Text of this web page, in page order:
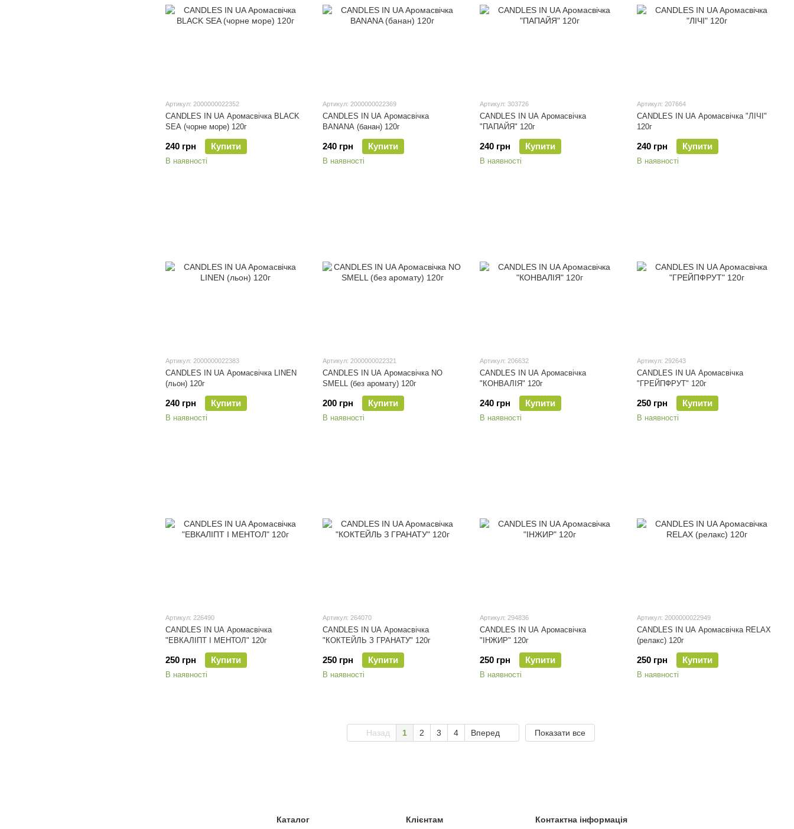
Артикул: 2000000022352
CANDLES IN UA Аромасвічка BLACK
SEA (чорне море) 120г
240 грн Купити
В наявності
Артикул: 2000000022369
CANDLES IN UA Аромасвічка
BANANA (банан) 120г
240 грн Купити
В наявності
Артикул: 303726
CANDLES IN UA Аромасвічка
"ПАПАЙЯ" 120г
240 грн Купити
В наявності
Артикул: 207664
CANDLES IN UA Аромасвічка "ЛІЧІ"
120г
240 грн Купити
В наявності
Артикул: 2000000022383
CANDLES IN UA Аромасвічка LINEN
(льон) 120г
240 грн Купити
В наявності
Артикул: 2000000022321
CANDLES IN UA Аромасвічка NO
SMELL (без аромату) 120г
200 грн Купити
В наявності
Артикул: 206632
CANDLES IN UA Аромасвічка
"КОНВАЛІЯ" 120г
240 грн Купити
В наявності
Артикул: 292643
CANDLES IN UA Аромасвічка
"ГРЕЙПФРУТ" 120г
250 грн Купити
В наявності
Артикул: 226490
CANDLES IN UA Аромасвічка
"ЕВКАЛІПТ І МЕНТОЛ" 120г
250 грн Купити
В наявності
Артикул: 264070
CANDLES IN UA Аромасвічка
"КОКТЕЙЛЬ З ГРАНАТУ" 120г
250 грн Купити
В наявності
Артикул: 294836
CANDLES IN UA Аромасвічка
"ІНЖИР" 120г
250 грн Купити
В наявності
Артикул: 2000000022949
CANDLES IN UA Аромаcвічка RELAX
(релакс) 120г
250 грн Купити
В наявності
Назад 1 2 3 4 Вперед Показати все
Каталог Клієнтам Контактна інформація